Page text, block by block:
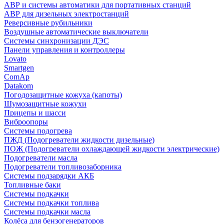
АВР и системы автоматики для портативных станций
АВР для дизельных электростанций
Реверсивные рубильники
Воздушные автоматические выключатели
Системы синхронизации ДЭС
Панели управления и контроллеры
Lovato
Smartgen
ComAp
Datakom
Погодозащитные кожуха (капоты)
Шумозащитные кожухи
Прицепы и шасси
Виброопоры
Системы подогрева
ПЖД (Подогреватели жидкости дизельные)
ПОЖ (Подогреватели охлаждающей жидкости электрические)
Подогреватели масла
Подогреватели топливозаборника
Системы подзарядки АКБ
Топливные баки
Системы подкачки
Системы подкачки топлива
Системы подкачки масла
Колёса для бензогенераторов